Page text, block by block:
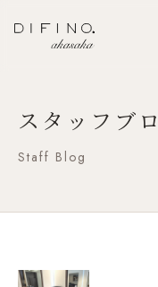
スタッフブ
Staff Blog